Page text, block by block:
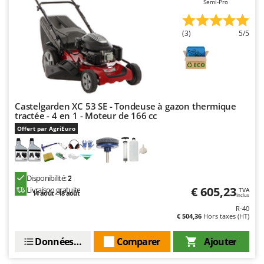
Master
Mastercook
Masterpro
McCulloch
MCH
Mille
Minox
Mockmill
More than chef
MOSA
MTD
Semi-Pro
(3) 5/5
Castelgarden XC 53 SE - Tondeuse à gazon thermique
tractée - 4 en 1 - Moteur de 166 cc
Offert par AgriEuro
Disponibilité:2
Livraison gratuite
14 août - 18 août € 605,23 TVA
Inclus
R-40
€ 504,36 Hors taxes (HT)
Ajouter
Comparer
Données techniques